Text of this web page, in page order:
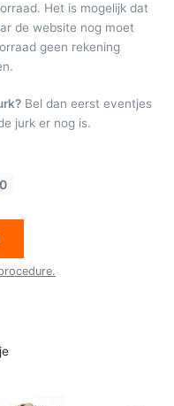
Het is mogelijk dat
de website nog moet
geen rekening
Bel dan eerst eventjes
jurk er nog is.